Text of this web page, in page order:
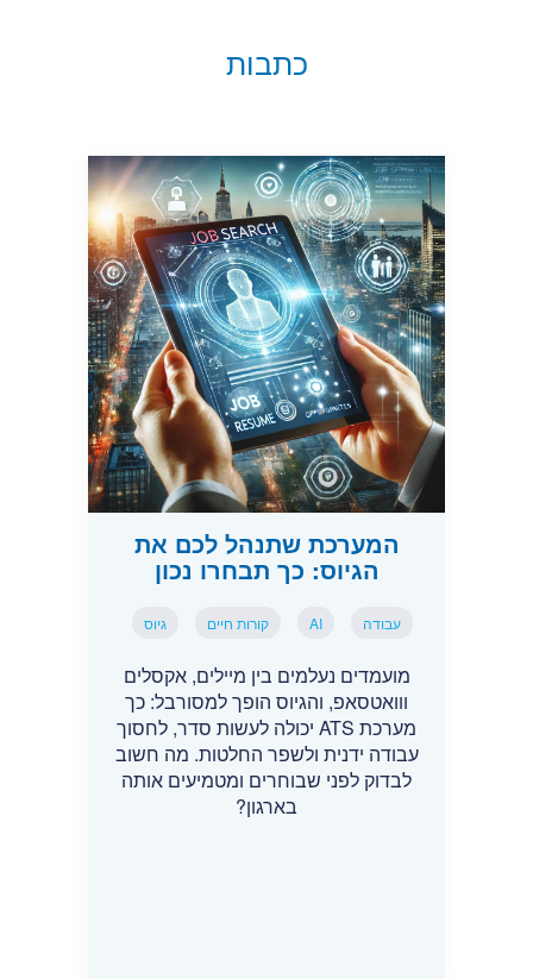
כתבות
המערכת שתנהל לכם את
הגיוס: כך תבחרו נכון
עבודה AI קורות חיים גיוס
מועמדים נעלמים בין מיילים, אקסלים
ווואטסאפ, והגיוס הופך למסורבל: כך
מערכת ATS יכולה לעשות סדר, לחסוך
עבודה ידנית ולשפר החלטות. מה חשוב
לבדוק לפני שבוחרים ומטמיעים אותה
בארגון?